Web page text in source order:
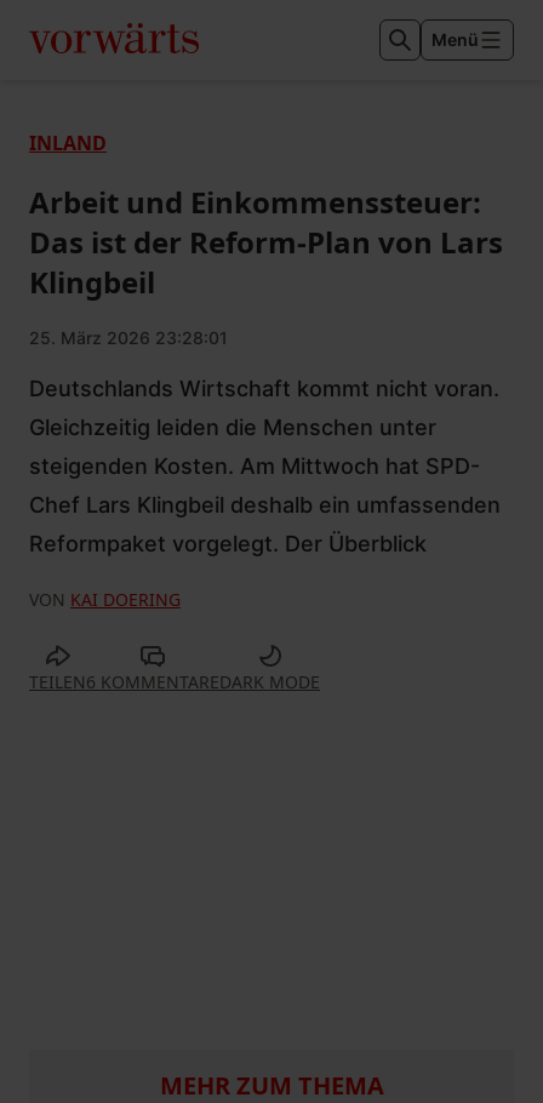
Menü
INLAND
Arbeit und Einkommenssteuer:
Das ist der Reform-Plan von Lars
Klingbeil
25. März 2026 23:28:01
Deutschlands Wirtschaft kommt nicht voran.
Gleichzeitig leiden die Menschen unter
steigenden Kosten. Am Mittwoch hat SPD-
Chef Lars Klingbeil deshalb ein umfassenden
Reformpaket vorgelegt. Der Überblick
VON KAI DOERING
TEILEN6 KOMMENTAREDARK MODE
MEHR ZUM THEMA